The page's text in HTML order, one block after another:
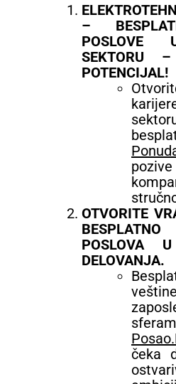
–
POSLOVE
SEKTORU
POTENCIJAL!
OTVORITE
POSLOVA
DELOVANJA.
čeka